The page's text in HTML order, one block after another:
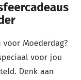
Moederdag?
voor jou
Denk aan